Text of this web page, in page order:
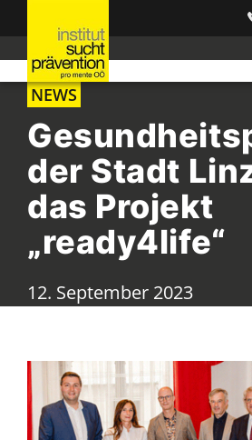
Zur Hauptnavigation
Zur Unternavigation
Zur SucheAccesskey
[3]
Zum Inhalt
Zur Footernavigation
NEWS
der Stadt
das Projekt
„ready4life“
12. September 2023